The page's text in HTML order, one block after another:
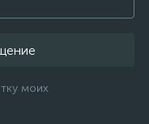
моих